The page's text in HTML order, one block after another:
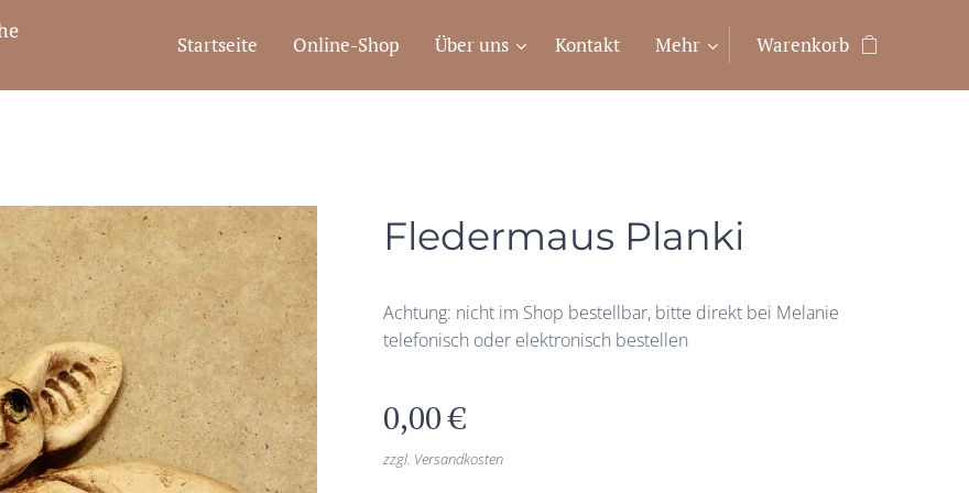
Startseite Online-Shop Über uns Kontakt Mehr Warenkorb
Fledermaus Planki
Achtung: nicht im Shop bestellbar, bitte direkt bei Melanie
telefonisch oder elektronisch bestellen
0,00€
zzgl. Versandkosten